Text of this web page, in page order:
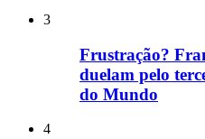
3
Frustração?
duelam pelo
do Mundo
4